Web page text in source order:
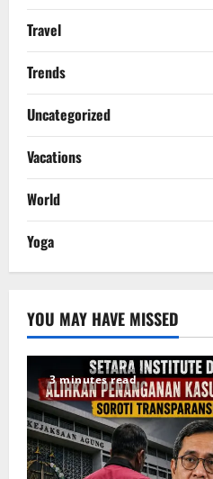
Travel
Trends
Uncategorized
Vacations
World
Yoga
YOU MAY HAVE MISSED
3 minutes read